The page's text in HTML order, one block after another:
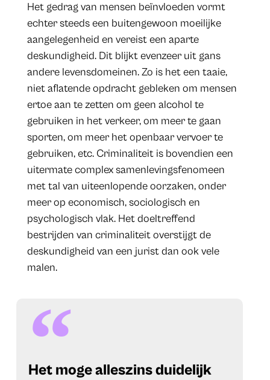
Het gedrag van mensen beïnvloeden vormt
echter steeds een buitengewoon moeilijke
aangelegenheid en vereist een aparte
deskundigheid. Dit blijkt evenzeer uit gans
andere levensdomeinen. Zo is het een taaie,
niet aflatende opdracht gebleken om mensen
ertoe aan te zetten om geen alcohol te
gebruiken in het verkeer, om meer te gaan
sporten, om meer het openbaar vervoer te
gebruiken, etc. Criminaliteit is bovendien een
uitermate complex samenlevingsfenomeen
met tal van uiteenlopende oorzaken, onder
meer op economisch, sociologisch en
psychologisch vlak. Het doeltreffend
bestrijden van criminaliteit overstijgt de
deskundigheid van een jurist dan ook vele
malen.
​Het moge alleszins duidelijk